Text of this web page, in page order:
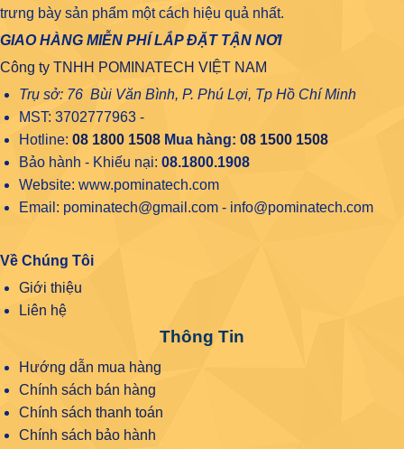
trưng bày sản phẩm một cách hiệu quả nhất.
GIAO HÀNG MIỄN PHÍ LẮP ĐẶT TẬN NƠI
Công ty TNHH POMINATECH VIỆT NAM
Trụ sở: 76 Bùi Văn Bình, P. Phú Lợi, Tp Hồ Chí Minh
MST: 3702777963 -
Hotline: 08 1800 1508Mua hàng: 08 1500 1508
Bảo hành - Khiếu nại: 08.1800.1908
Website: www.pominatech.com
Email: pominatech@gmail.com - info@pominatech.com
Về Chúng Tôi
Giới thiệu
Liên hệ
Thông Tin
Hướng dẫn mua hàng
Chính sách bán hàng
Chính sách thanh toán
Chính sách bảo hành